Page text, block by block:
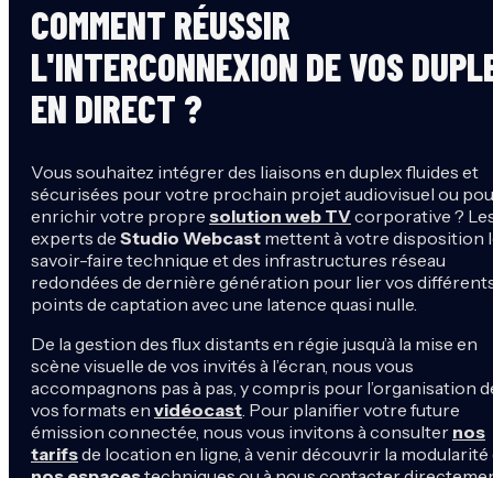
COMMENT RÉUSSIR
L'INTERCONNEXION DE VOS
EN DIRECT ?
Vous souhaitez intégrer des liaisons en duplex fluides et
sécurisées pour votre prochain projet audiovisuel ou
enrichir votre propre solution web TVcorporative ?
experts de Studio Webcast mettent à votre disposition
savoir-faire technique et des infrastructures réseau
redondées de dernière génération pour lier vos
points de captation avec une latence quasi nulle.
De la gestion des flux distants en régie jusqu’à la mise en
scène visuelle de vos invités à l’écran, nous vous
accompagnons pas à pas, y compris pour l’organisation
vos formats en vidéocast. Pour planifier votre future
émission connectée, nous vous invitons à consulter nos
tarifsde location en ligne, à venir découvrir la modularité